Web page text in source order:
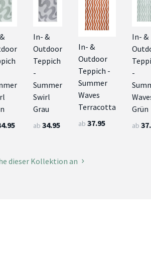
In- &
Outdoor
Teppich
-
Summer
Swirl
Grau
ab 34.95
In- &
Outdoor
Teppich -
Summer
Waves
Terracotta
ab 37.95
In- &
-
Grün
ab
dieser Kollektion an